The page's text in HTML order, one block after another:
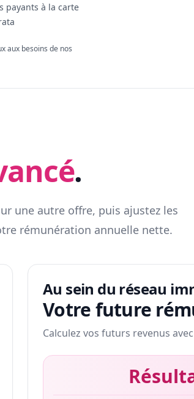
payants à la carte
aux besoins de nos
.
une autre offre, puis ajustez les
rémunération annuelle nette.
Au sein du réseau
Votre future
Calculez vos futurs revenus